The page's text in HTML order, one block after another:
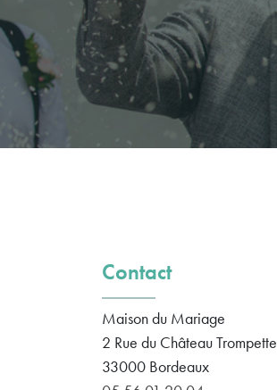
Contact
Maison du Mariage
2 Rue du Château Trompette
33000 Bordeaux